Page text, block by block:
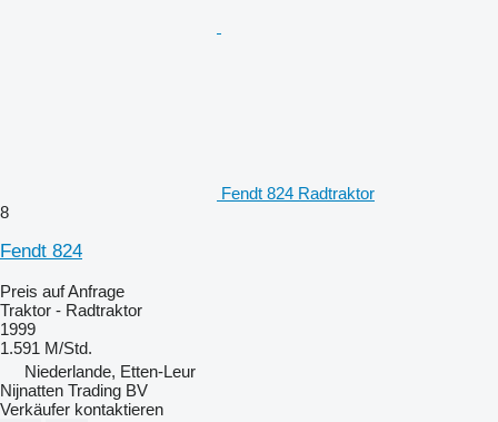
Fendt 824 Radtraktor
8
Fendt 824
Preis auf Anfrage
Traktor - Radtraktor
1999
1.591 M/Std.
Niederlande, Etten-Leur
Nijnatten Trading BV
Verkäufer kontaktieren